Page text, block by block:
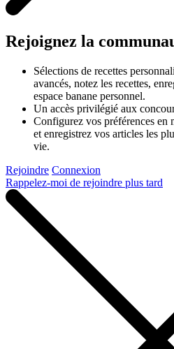
Rejoignez la
Sélections de recettes
avancés, notez les recettes,
espace banane personnel.
Un accès privilégié aux
Configurez vos préférences en
et enregistrez vos articles les
vie.
Rejoindre Connexion
Rappelez-moi de rejoindre plus tard